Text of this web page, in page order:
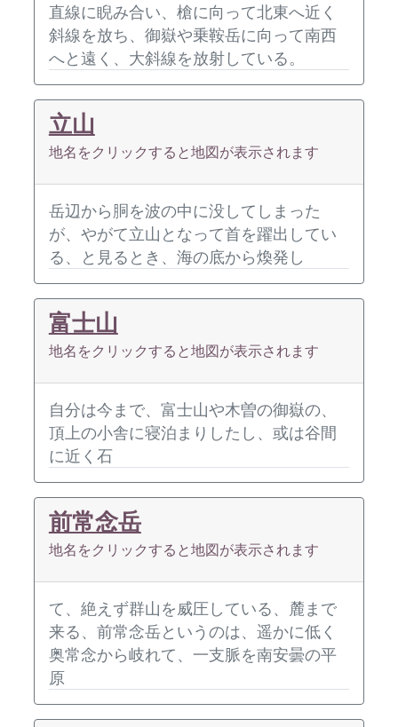
直線に睨み合い、槍に向って北東へ近く
斜線を放ち、御嶽や乗鞍岳に向って南西
へと遠く、大斜線を放射している。
立山
地名をクリックすると地図が表示されます
岳辺から胴を波の中に没してしまった
が、やがて立山となって首を躍出してい
る、と見るとき、海の底から煥発し
富士山
地名をクリックすると地図が表示されます
自分は今まで、富士山や木曽の御嶽の、
頂上の小舎に寝泊まりしたし、或は谷間
に近く石
前常念岳
地名をクリックすると地図が表示されます
て、絶えず群山を威圧している、麓まで
来る、前常念岳というのは、遥かに低く
奥常念から岐れて、一支脈を南安曇の平
原